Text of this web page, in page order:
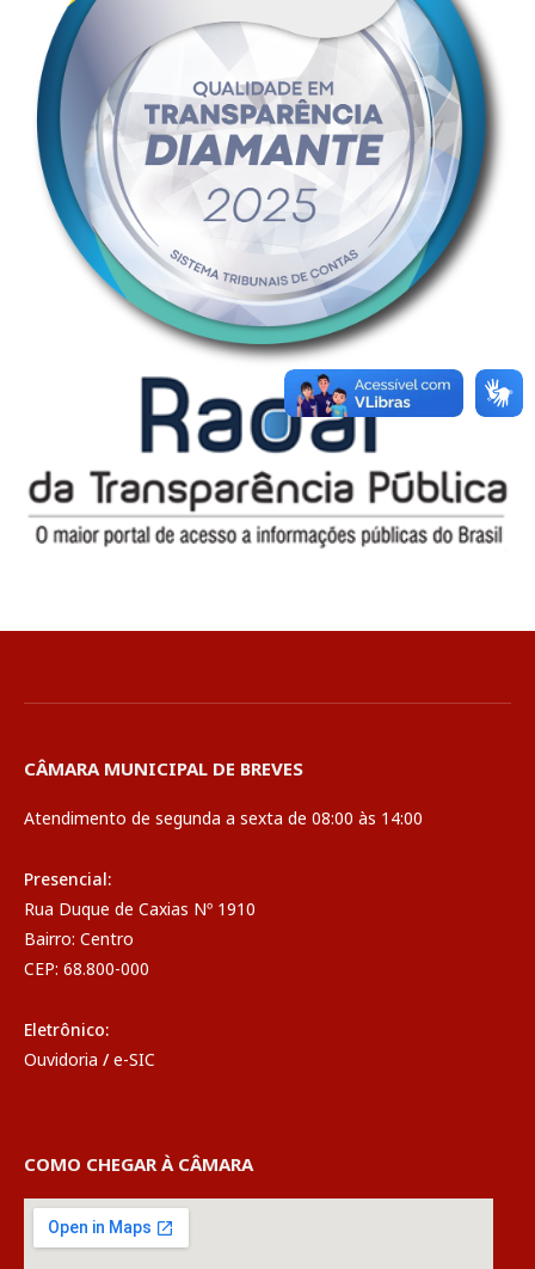
CÂMARA MUNICIPAL DE BREVES
Atendimento de segunda a sexta de 08:00 às 14:00
Presencial:
Rua Duque de Caxias Nº 1910
Bairro: Centro
CEP: 68.800-000
Eletrônico:
Ouvidoria / e-SIC
COMO CHEGAR À CÂMARA